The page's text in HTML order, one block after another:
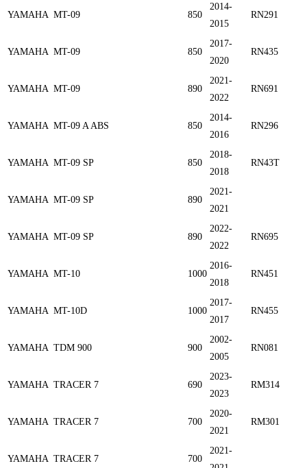
YAMAHA MT-09 850
2014-
2015
RN291
YAMAHA MT-09 850
2017-
2020
RN435
YAMAHA MT-09 890
2021-
2022
RN691
YAMAHA MT-09 A ABS 850
2014-
2016
RN296
YAMAHA MT-09 SP 850
2018-
2018
RN43T
YAMAHA MT-09 SP 890
2021-
2021
YAMAHA MT-09 SP 890
2022-
2022
RN695
YAMAHA MT-10 1000
2016-
2018
RN451
YAMAHA MT-10D 1000
2017-
2017
RN455
YAMAHA TDM 900 900
2002-
2005
RN081
YAMAHA TRACER 7 690
2023-
2023
RM314
YAMAHA TRACER 7 700
2020-
2021
RM301
YAMAHA TRACER 7 700
2021-